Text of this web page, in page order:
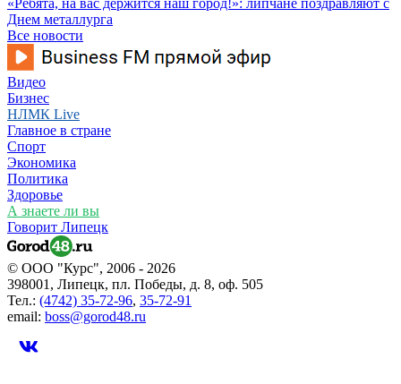
«Ребята, на вас держится наш город!»: липчане поздравляют с
Днем металлурга
Все новости
Видео
Бизнес
НЛМК Live
Главное в стране
Спорт
Экономика
Политика
Здоровье
А знаете ли вы
Говорит Липецк
© ООО "Курс", 2006 - 2026
398001, Липецк, пл. Победы, д. 8, оф. 505
Тел.: (4742) 35-72-96, 35-72-91
email: boss@gorod48.ru